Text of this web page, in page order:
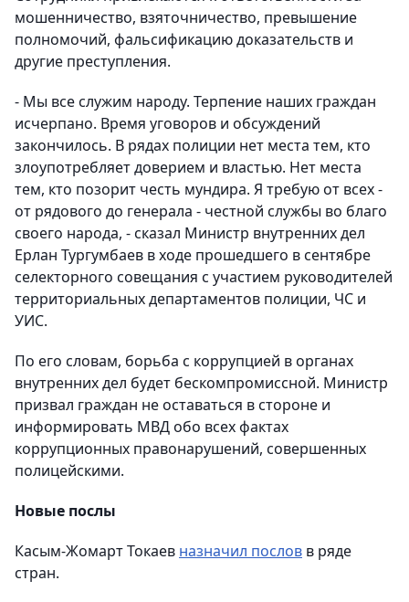
мошенничество, взяточничество, превышение
полномочий, фальсификацию доказательств и
другие преступления.
- Мы все служим народу. Терпение наших граждан
исчерпано. Время уговоров и обсуждений
закончилось. В рядах полиции нет места тем, кто
злоупотребляет доверием и властью. Нет места
тем, кто позорит честь мундира. Я требую от всех -
от рядового до генерала - честной службы во благо
своего народа, - сказал Министр внутренних дел
Ерлан Тургумбаев в ходе прошедшего в сентябре
селекторного совещания с участием руководителей
территориальных департаментов полиции, ЧС и
УИС.
По его словам, борьба с коррупцией в органах
внутренних дел будет бескомпромиссной. Министр
призвал граждан не оставаться в стороне и
информировать МВД обо всех фактах
коррупционных правонарушений, совершенных
полицейскими.
Новые послы
Касым-Жомарт Токаев назначил послов в ряде
стран.